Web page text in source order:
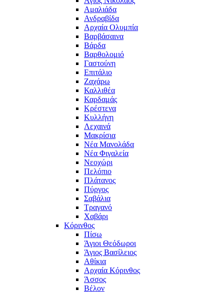
Αμαλιάδα
Ανδραβίδα
Αρχαία Ολυμπία
Βαρβάσαινα
Βάρδα
Βαρθολομιό
Γαστούνη
Επιτάλιο
Ζαχάρω
Καλλιθέα
Καρδαμάς
Κρέστενα
Κυλλήνη
Λεχαινά
Μακρίσια
Νέα Μανολάδα
Νέα Φιγαλεία
Νεοχώρι
Πελόπιο
Πλάτανος
Πύργος
Σαβάλια
Τραγανό
Χαβάρι
Κόρινθος
Πίσω
Άγιοι Θεόδωροι
Άγιος Βασίλειος
Αθίκια
Αρχαία Κόρινθος
Άσσος
Βέλον